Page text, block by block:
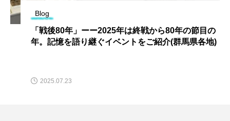
Blog
「戦後80年」ーー2025年は終戦から80年の節目の
年。記憶を語り継ぐイベントをご紹介(群馬県各地)
2025.07.23